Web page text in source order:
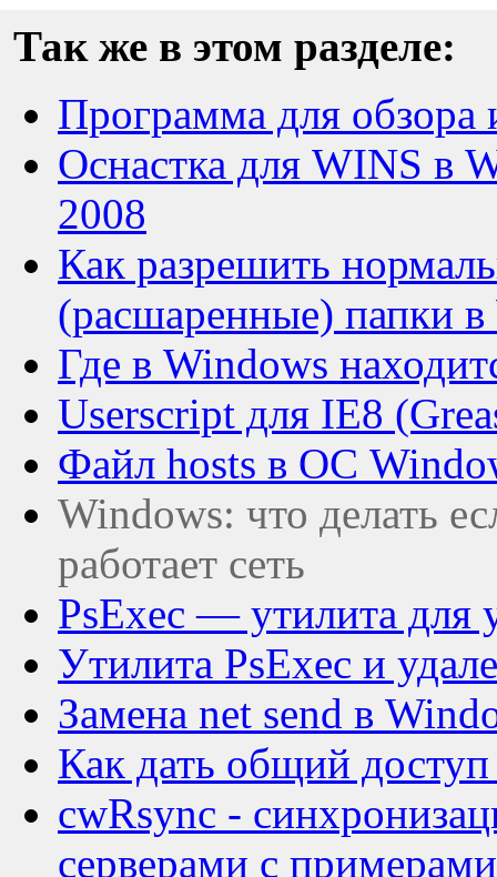
Так же в этом разделе:
Программа для обзора
Оснастка для WINS в
2008
Как разрешить
(расшаренные) папки
Где в Windows
Userscript для IE8
Файл hosts в ОС
Windows: что делать
работает сеть
PsExec — утилита для
Утилита PsExec и
Замена net send в
Как дать общий
cwRsync -
серверами с примерами